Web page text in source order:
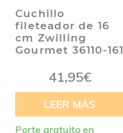
Cuchillo
fileteador de 16
cm Zwilling
Gourmet 36110-161
41,95€
LEER MÁS
Porte gratuito en